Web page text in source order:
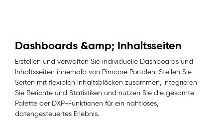
Dashboards &amp; Inhaltsseiten
Erstellen und verwalten Sie individuelle Dashboards und
Inhaltsseiten innerhalb von Pimcore Portalen. Stellen Sie
Seiten mit flexiblen Inhaltsblöcken zusammen, integrieren
Sie Berichte und Statistiken und nutzen Sie die gesamte
Palette der DXP-Funktionen für ein nahtloses,
datengesteuertes Erlebnis.